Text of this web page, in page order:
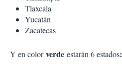
Tlaxcala
Yucatán
Zacatecas
Y en colorverde estarán 6 estados: